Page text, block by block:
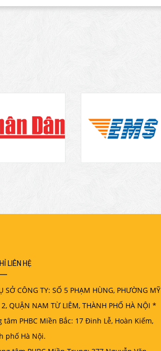
LIÊN HỆ
SỞ CÔNG TY: SỐ 5 PHẠM HÙNG, PHƯỜNG MỸ
QUẬN NAM TỪ LIÊM, THÀNH PHỐ HÀ NỘI *
tâm PHBC Miền Bắc: 17 Đinh Lễ, Hoàn Kiếm,
phố Hà Nội.